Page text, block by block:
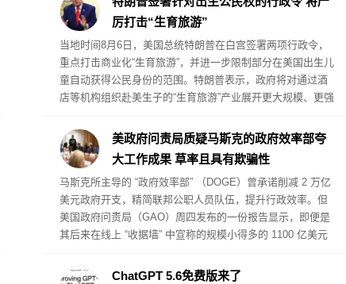
厉打击“生育旅游”
当地时间8月6日，美国总统特朗普在白宫签署两项行政令，
重点打击商业化“生育旅游”，并进一步限制部分在美国出生儿
童自动获得公民身份的范围。特朗普表示，政府将对通过酒
店等机构组织赴美生子的“生育旅游”产业展开更大规模、更强
美政府问责局质疑马斯克的政府效率部夸
大工作成果 草率且具有欺骗性
马斯克所主导的 “政府效率部” （DOGE）曾承诺削减 2 万亿
美元政府开支，精简联邦公职人员队伍，提升行政效率。但
美国政府问责局（GAO）周四发布的一份报告显示，即便是
其后来在线上 “收据墙” 中宣称的规模小得多的 1100 亿美元
ChatGPT 5.6免费版来了